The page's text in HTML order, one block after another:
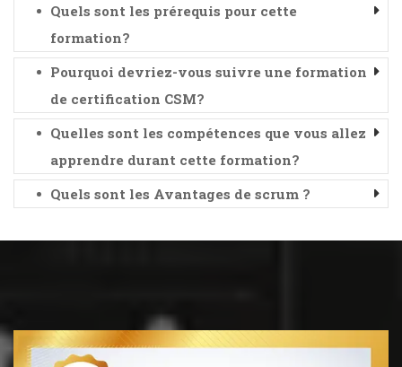
Quels sont les prérequis pour cette
formation?
Pourquoi devriez-vous suivre une formation
de certification CSM?
Quelles sont les compétences que vous allez
apprendre durant cette formation?
Quels sont les Avantages de scrum ?